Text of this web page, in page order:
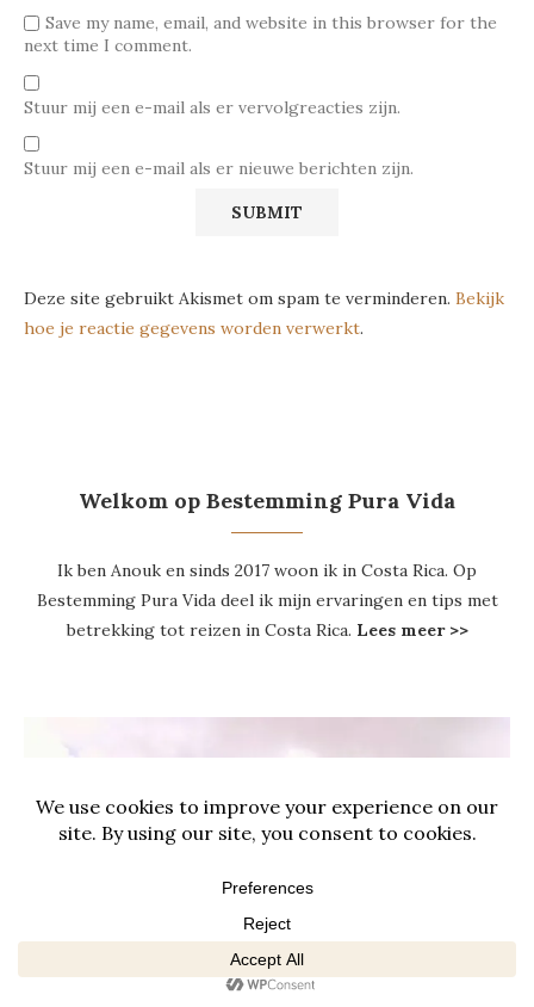
Save my name, email, and website in this browser for the
next time I comment.
Stuur mij een e-mail als er vervolgreacties zijn.
Stuur mij een e-mail als er nieuwe berichten zijn.
Deze site gebruikt Akismet om spam te verminderen. Bekijk
hoe je reactie gegevens worden verwerkt.
Welkom op Bestemming Pura Vida
Ik ben Anouk en sinds 2017 woon ik in Costa Rica. Op
Bestemming Pura Vida deel ik mijn ervaringen en tips met
betrekking tot reizen in Costa Rica. Lees meer >>